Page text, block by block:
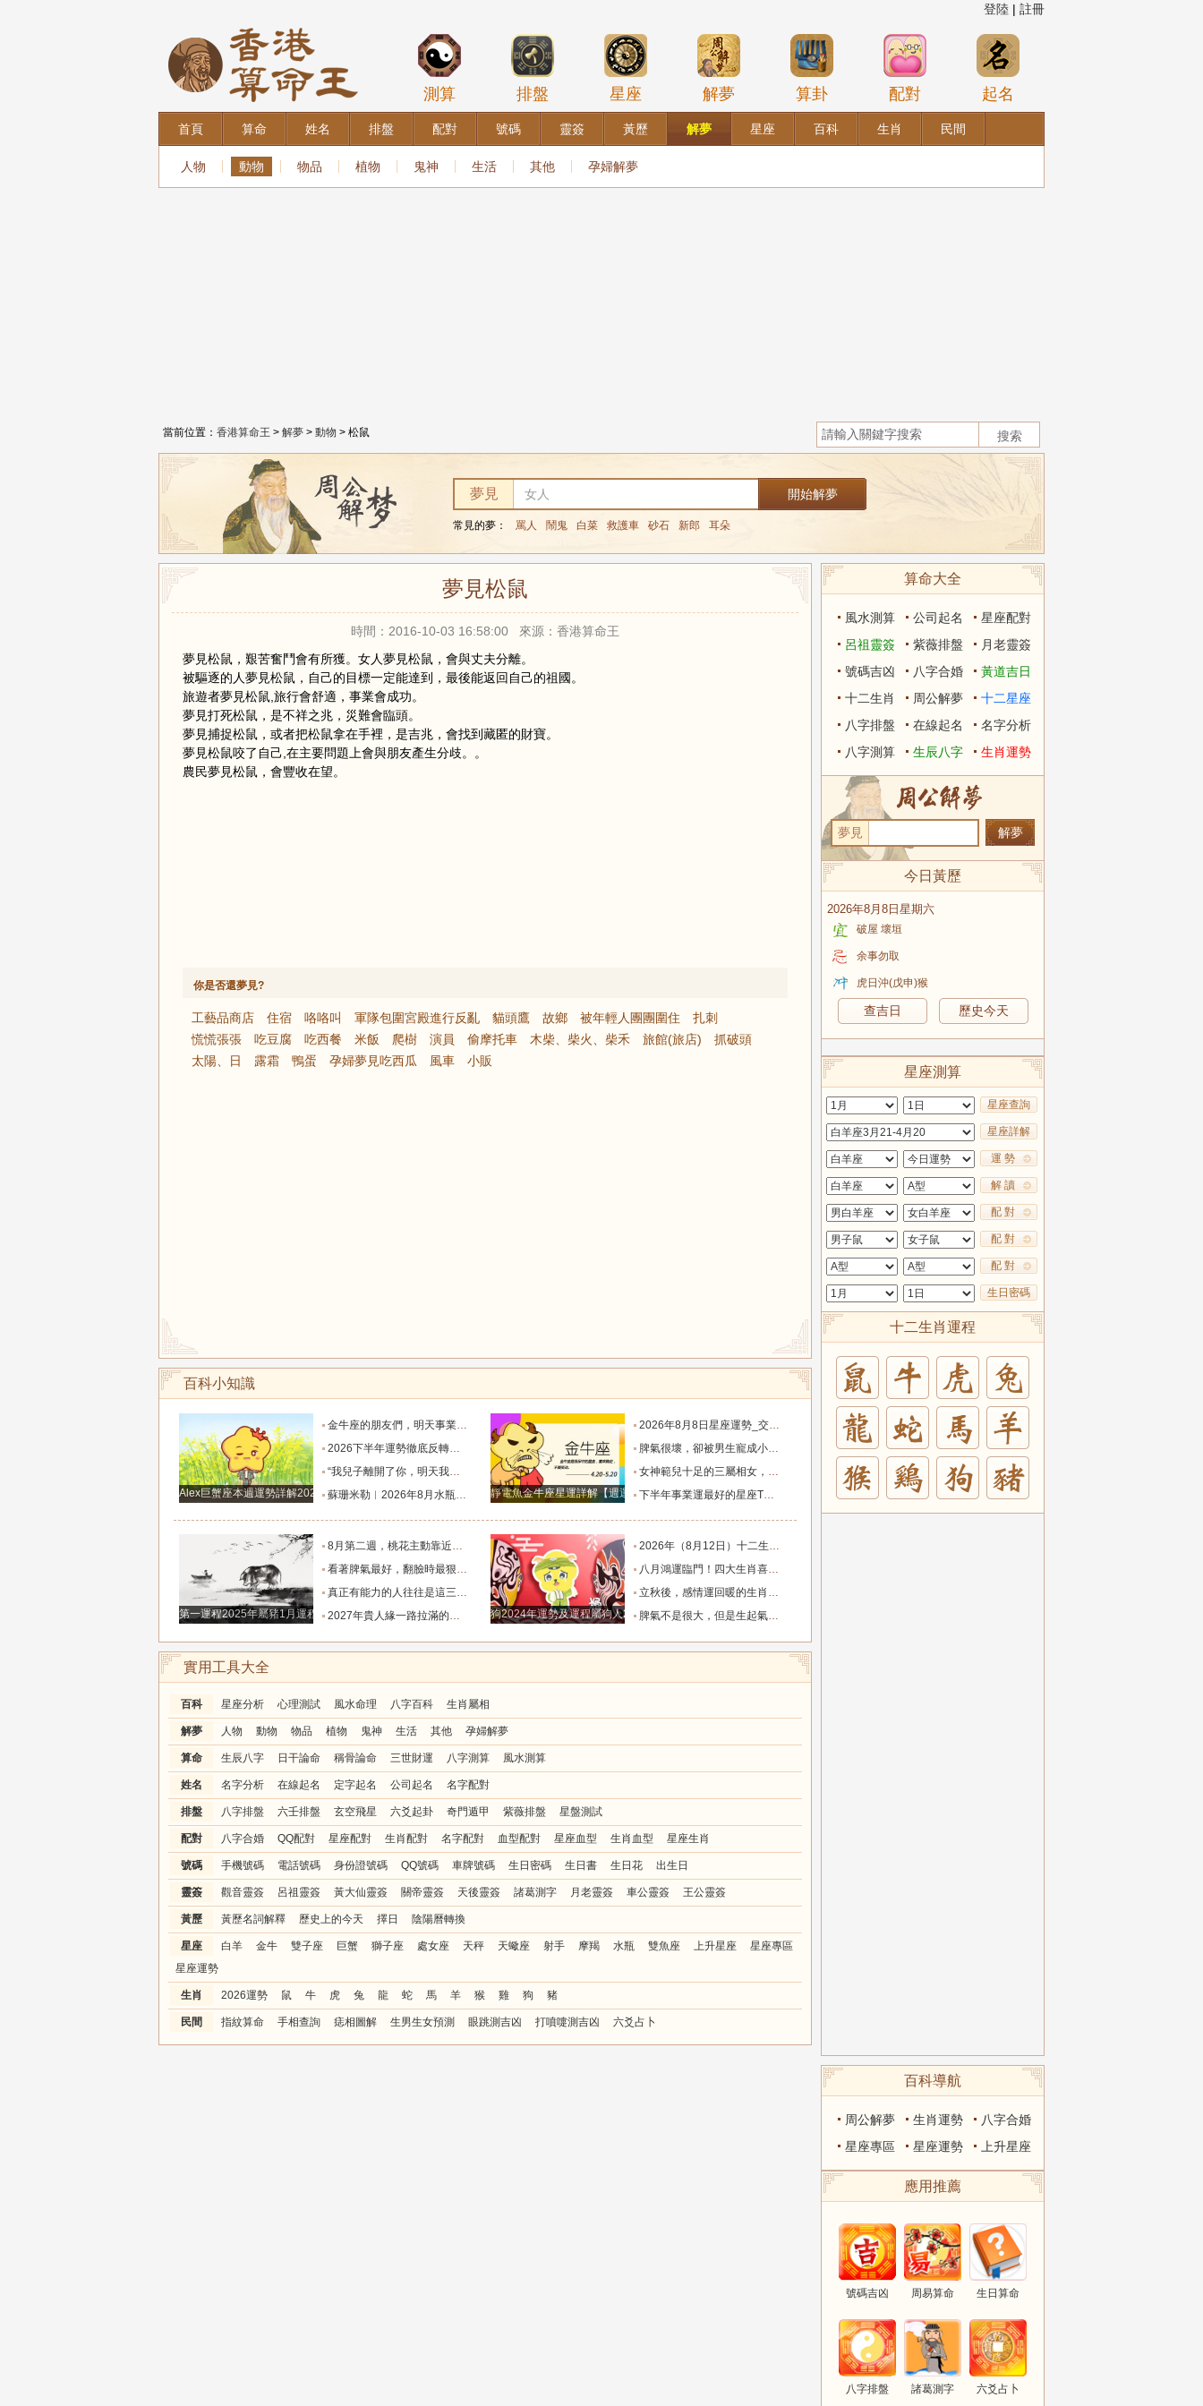
登陸 | 註冊
測算 排盤 星座 解夢 算卦 配對 起名
首頁 算命 姓名 排盤 配對 號碼 靈簽 黃歷 解夢 星座 百科 生肖 民間
人物 動物 物品 植物 鬼神 生活 其他 孕婦解夢
當前位置： 香港算命王 > 解夢 > 動物 > 松鼠
夢見
常見的夢： 罵人 鬧鬼 白菜 救護車 砂石 新郎 耳朵
夢見松鼠
時間：2016-10-03 16:58:00 來源：香港算命王
夢見松鼠，艱苦奮鬥會有所獲。女人夢見松鼠，會與丈夫分離。
被驅逐的人夢見松鼠，自己的目標一定能達到，最後能返回自己的祖國。
旅遊者夢見松鼠,旅行會舒適，事業會成功。
夢見打死松鼠，是不祥之兆，災難會臨頭。
夢見捕捉松鼠，或者把松鼠拿在手裡，是吉兆，會找到藏匿的財寶。
夢見松鼠咬了自己,在主要問題上會與朋友產生分歧。。
農民夢見松鼠，會豐收在望。
你是否還夢見?
工藝品商店 住宿 咯咯叫 軍隊包圍宮殿進行反亂 貓頭鷹 故鄉 被年輕人團團圍住
扎刺
慌慌張張
吃豆腐 吃西餐 米飯 爬樹 演員 偷摩托車 木柴、柴火、柴禾 旅館(旅店)
抓破頭
太陽、日
露霜 鴨蛋 孕婦夢見吃西瓜 風車 小販
百科小知識
Alex巨蟹座本週運勢詳解2024.12.23-12.29
金牛座的朋友們，明天事業迎來新高峰，不要再默默付出而錯失機會！_工作_宇宙_能量
2026下半年運勢徹底反轉迎來好運的四大星座！舊篇章結束，新的機遇之門敞開_時期_獅子座_重擔
“我兒子離開了你，明天我就能幫他重新找一個好樣的女人！”_伴侶_星座_尋找
蘇珊米勒︱2026年8月水瓶座月度運勢_合作_木星_滿月
靜電魚金牛座星運詳解【週運2024年12月9日-12月15日】
2026年8月8日星座運勢_交易_管理_合作
脾氣很壞，卻被男生寵成小公主的四大星座女，無憂無慮沒煩惱_女生_魅力_所在
女神範兒十足的三屬相女，很受異性的歡迎，人生處處招桃花！_女性_魅力_機遇
下半年事業運最好的星座TOP4_獅子座_木星_天蠍座
第一運程2025年屬豬1月運程解析
8月第二週，桃花主動靠近，遇到值得認識的人的三個星座_雙子座_東西_地方
看著脾氣最好，翻臉時最狠！立秋後這三大星座撕掉偽裝，誰碰底線誰倒黴_金牛座_星象_天秤座
真正有能力的人往往是這三個星座，既能獨立完成也懂得借助團隊_水瓶_協作_一個人
2027年貴人緣一路拉滿的三大生肖！處處有人幫扶，全年順風順水少坎坷_合作_人脈_事業
狗2024年運勢及運程屬狗人2024運勢好嗎
2026年（8月12日）十二生肖最棒運勢播報_龍的_財富_方面
八月鴻運臨門！四大生肖喜事紮堆來襲，下半年一路順風順水到底_避雷_要點_合作
立秋後，感情運回暖的生肖TOP3_單身_放平_申金
脾氣不是很大，但是生起氣來很難哄的五大星座女_女性_情緒_給予
實用工具大全
百科 星座分析 心理測試 風水命理 八字百科 生肖屬相
解夢 人物 動物 物品 植物 鬼神 生活 其他 孕婦解夢
算命 生辰八字 日干論命 稱骨論命 三世財運 八字測算 風水測算
姓名 名字分析 在線起名 定字起名 公司起名 名字配對
排盤 八字排盤 六壬排盤 玄空飛星 六爻起卦 奇門遁甲 紫薇排盤 星盤測試
配對 八字合婚 QQ配對 星座配對 生肖配對 名字配對 血型配對 星座血型 生肖血型 星座生肖
號碼 手機號碼 電話號碼 身份證號碼 QQ號碼 車牌號碼 生日密碼 生日書 生日花 出生日
靈簽 觀音靈簽 呂祖靈簽 黃大仙靈簽 關帝靈簽 天後靈簽 諸葛測字 月老靈簽 車公靈簽 王公靈簽
黃歷 黃歷名詞解釋 歷史上的今天 擇日 陰陽曆轉換
星座 白羊 金牛 雙子座 巨蟹 獅子座 處女座 天秤 天蠍座 射手 摩羯 水瓶 雙魚座 上升星座
星座專區
星座運勢
生肖 2026運勢 鼠 牛 虎 兔 龍 蛇 馬 羊 猴 雞 狗 豬
民間 指紋算命 手相查詢 痣相圖解 生男生女預測 眼跳測吉凶 打噴嚏測吉凶 六爻占卜
算命大全
風水測算 公司起名
星座配對
呂祖靈簽
紫薇排盤
月老靈簽
號碼吉凶
八字合婚
黃道吉日
十二生肖
周公解夢
十二星座
八字排盤
在線起名
名字分析
八字測算
生辰八字 生肖運勢
夢見
今日黃歷
2026年8月8日星期六
破屋 壞垣
余事勿取
虎日沖(戊申)猴
查吉日 歷史今天
星座測算
星座查詢
星座詳解
運 勢
解 讀
配 對
配 對
配 對
生日密碼
十二生肖運程
猴 雞
百科導航
周公解夢 生肖運勢
八字合婚
星座專區
星座運勢 上升星座
應用推薦
號碼吉凶 周易算命 生日算命
八字排盤 諸葛測字 六爻占卜